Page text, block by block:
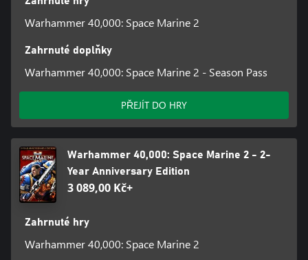
Warhammer 40,000: Space Marine 2
Zahrnuté doplňky
Warhammer 40,000: Space Marine 2 - Season Pass
PŘEJÍT DO HRY
Warhammer 40,000: Space Marine 2 - 2-
Year Anniversary Edition
3 089,00 Kč+
Zahrnuté hry
Warhammer 40,000: Space Marine 2